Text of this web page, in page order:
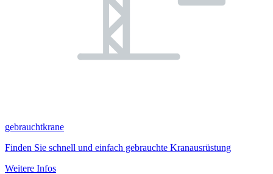
gebrauchtkrane
Finden Sie schnell und einfach gebrauchte Kranausrüstung
Weitere Infos